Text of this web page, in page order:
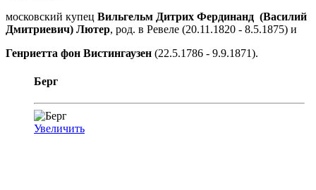
московский купец Вильгельм Дитрих Фердинанд (Василий
Дмитриевич) Лютер, род. в Ревеле (20.11.1820 - 8.5.1875) и
Генриетта фон Вистингаузен (22.5.1786 - 9.9.1871).
Берг
Увеличить